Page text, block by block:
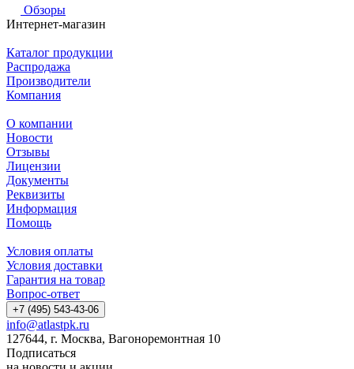
Обзоры
Интернет-магазин
Каталог продукции
Распродажа
Производители
Компания
О компании
Новости
Отзывы
Лицензии
Документы
Реквизиты
Информация
Помощь
Условия оплаты
Условия доставки
Гарантия на товар
Вопрос-ответ
+7 (495) 543-43-06
info@atlastpk.ru
127644, г. Москва, Вагоноремонтная 10
Подписаться